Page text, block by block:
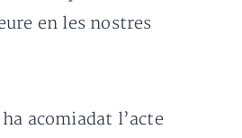
en les nostres
acomiadat l’acte